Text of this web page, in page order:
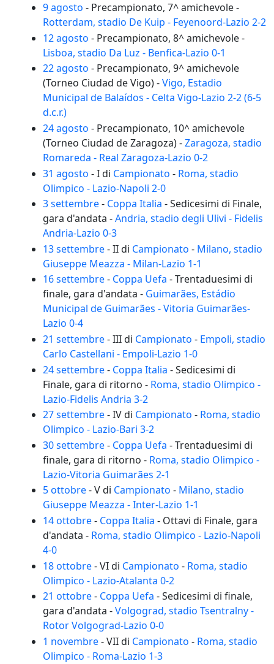
9 agosto - Precampionato, 7^ amichevole -
Rotterdam, stadio De Kuip - Feyenoord-Lazio 2-2
12 agosto - Precampionato, 8^ amichevole -
Lisboa, stadio Da Luz - Benfica-Lazio 0-1
22 agosto - Precampionato, 9^ amichevole
(Torneo Ciudad de Vigo) -Vigo, Estadio
Municipal de Balaídos - Celta Vigo-Lazio 2-2 (6-5
d.c.r.)
24 agosto - Precampionato, 10^ amichevole
(Torneo Ciudad de Zaragoza) -Zaragoza, stadio
Romareda - Real Zaragoza-Lazio 0-2
31 agosto - I di Campionato - Roma, stadio
Olimpico - Lazio-Napoli 2-0
3 settembre- Coppa Italia - Sedicesimi di Finale,
gara d'andata -Andria, stadio degli Ulivi - Fidelis
Andria-Lazio 0-3
13 settembre- II di Campionato - Milano, stadio
Giuseppe Meazza - Milan-Lazio 1-1
16 settembre- Coppa Uefa - Trentaduesimi di
finale, gara d'andata - Guimarães, Estádio
Municipal de Guimarães - Vitoria Guimarães-
Lazio 0-4
21 settembre- III di Campionato - Empoli, stadio
Carlo Castellani - Empoli-Lazio 1-0
24 settembre- Coppa Italia - Sedicesimi di
Finale, gara di ritorno - Roma, stadio Olimpico -
Lazio-Fidelis Andria 3-2
27 settembre- IV di Campionato - Roma, stadio
Olimpico - Lazio-Bari 3-2
30 settembre- Coppa Uefa - Trentaduesimi di
finale, gara di ritorno - Roma, stadio Olimpico -
Lazio-Vitoria Guimarães 2-1
5 ottobre- V di Campionato - Milano, stadio
Giuseppe Meazza - Inter-Lazio 1-1
14 ottobre- Coppa Italia - Ottavi di Finale, gara
d'andata - Roma, stadio Olimpico - Lazio-Napoli
4-0
18 ottobre- VI di Campionato - Roma, stadio
Olimpico - Lazio-Atalanta 0-2
21 ottobre- Coppa Uefa - Sedicesimi di finale,
gara d'andata -Volgograd, stadio Tsentralny -
Rotor Volgograd-Lazio 0-0
1 novembre- VII di Campionato - Roma, stadio
Olimpico - Roma-Lazio 1-3